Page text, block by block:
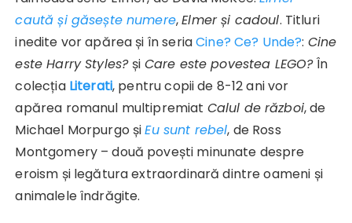
caută și găsește numere,Elmer și cadoul. Titluri
inedite vor apărea și în seriaCine? Ce? Unde?: Cine
este Harry Styles? și Care este povestea LEGO?În
colecția Literati, pentru copii de 8-12 ani vor
apărea romanul multipremiat Calul de război, de
Michael Morpurgo șiEu sunt rebel, de Ross
Montgomery – două povești minunate despre
eroism și legătura extraordinară dintre oameni și
animalele îndrăgite.